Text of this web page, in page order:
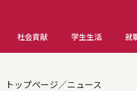
社会貢献 学生生活 就
トップページ／ニュース